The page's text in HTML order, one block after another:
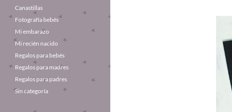
Canastillas
Fotografía bebés
Mi embarazo
Mi recién nacido
Regalos para bebés
Regalos para madres
Regalos para padres
Sin categoría